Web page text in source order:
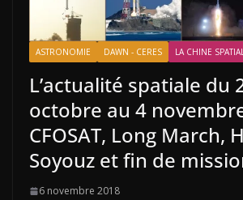
ASTRONOMIE DAWN - CERES LA CHINE
L’actualité spatiale du
octobre au 4
CFOSAT, Long March,
Soyouz et fin de
6 novembre 2018